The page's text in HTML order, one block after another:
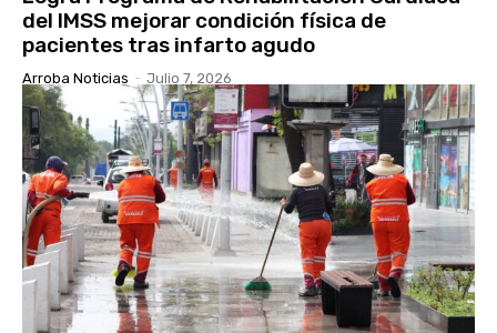
del IMSS mejorar condición física de
pacientes tras infarto agudo
Arroba Noticias - Julio 7, 2026